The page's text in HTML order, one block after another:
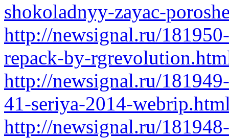
shokoladnyy-zayac-
http://newsignal.ru/
repack-by-
http://newsignal.ru/
41-seriya-2014-
http://newsignal.ru/